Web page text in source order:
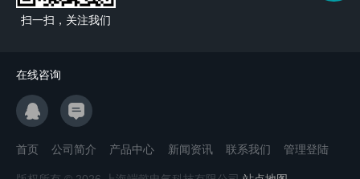
扫一扫，关注我们
在线咨询
首页 公司简介 产品中心 新闻资讯 联系我们 管理登陆